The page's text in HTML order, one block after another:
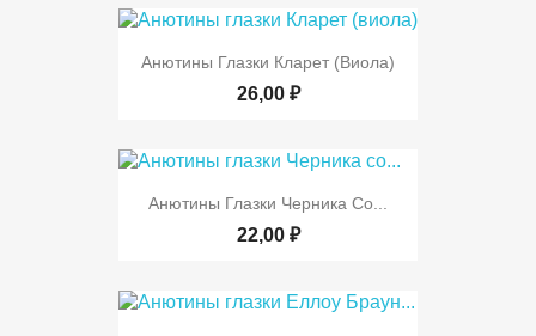
Анютины Глазки Кларет (виола)
26,00 ₽
Анютины Глазки Черника Со...
22,00 ₽